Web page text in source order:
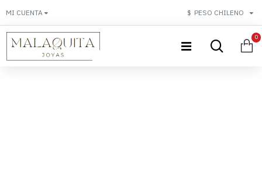
MI CUENTA $ PESO CHILENO
0